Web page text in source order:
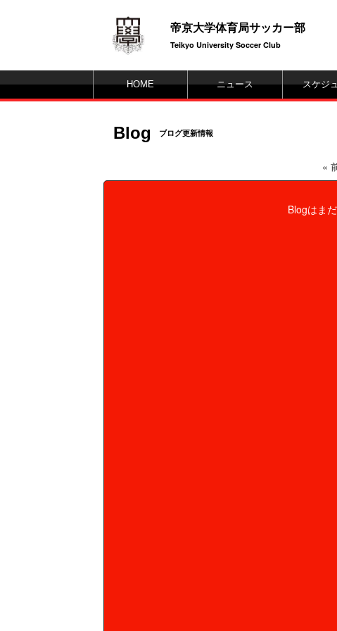
帝京大学体育局サッカー部
Teikyo University Soccer Club
HOME ニュース スケジ
Blog ブログ更新情報
«
Blogはま